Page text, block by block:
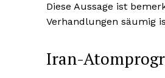
Diese Aussage ist
Verhandlungen säumig
Iran-